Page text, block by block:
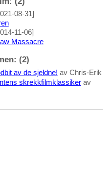
08-31]
11-06]
Massacre
(2)
av de sjeldne! av Chris-Erik
skrekkfilmklassikerav